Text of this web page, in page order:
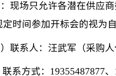
现场只允许各潜在供应
时间参加开标会的视为
联系人： 汪武军 （采购
系方式： 19355487877、